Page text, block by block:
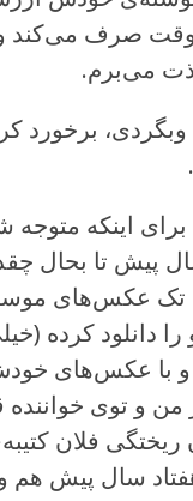
وقت صرف می‌کند
می‌برم.
برخورد
اینکه
از 70 سال پیش تا
تک عکس‌های
دانلود کرده
با عکس‌های
من و توی خواننده
ریختگی فلان
سال پیش هم